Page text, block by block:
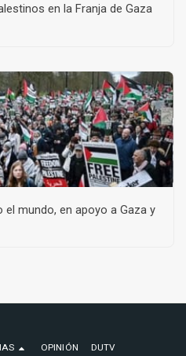
en la Franja de Gaza
mundo, en apoyo a Gaza y
OPINIÓN DUTV